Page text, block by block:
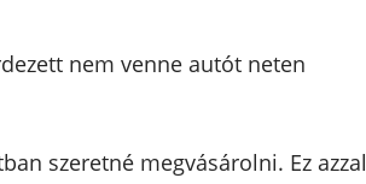
nem venne autót neten
szeretné megvásárolni. Ez azzal